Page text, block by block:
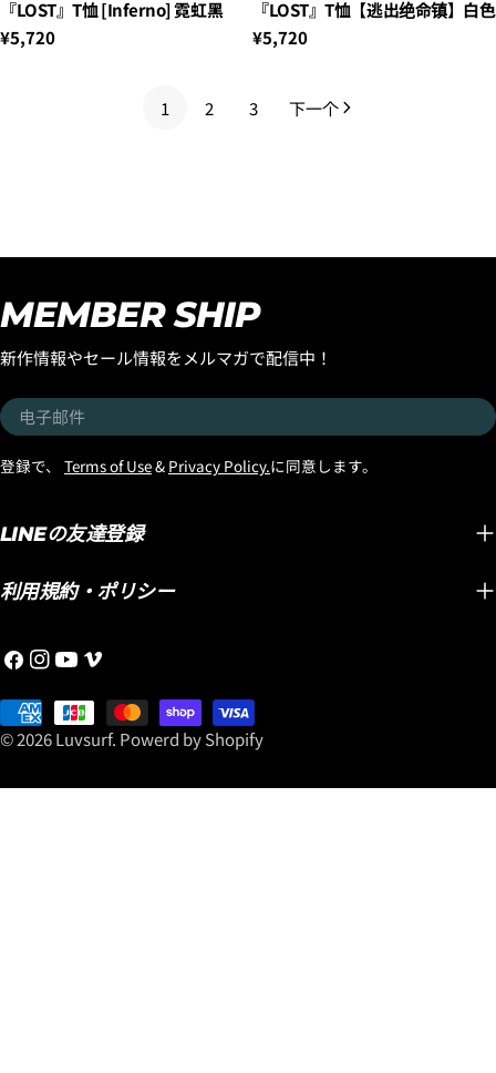
贩：
『LOST』T恤 [Inferno] 霓虹黑
正
¥5,720
贩：
『LOST』T恤【逃出绝命镇】白色
正
格
¥5,720
1 2 3 下一个
MEMBER SHIP
新作情報やセール情報をメルマガで配信中！
电
子
邮
登録で、 Terms of Use& Privacy Policy.に同意します。
LINEの友達登録
利用規約・ポリシー
Facebook
Instagram
YouTube
维
奥
© 2026Luvsurf. Powerd by Shopify
付
式